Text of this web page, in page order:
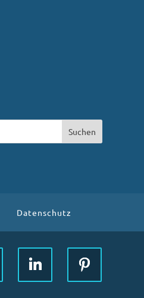
Suchen
Datenschutz